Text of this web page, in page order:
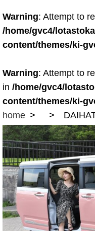
ロードサービス
レンタカー
Warning: Attempt to
/home/gvc4/
content/themes/ki-
Warning: Attempt to
in /home/gvc4/
content/themes/ki-
home